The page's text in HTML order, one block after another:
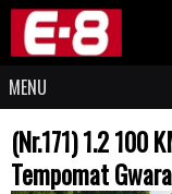
MENU
(Nr.171) 1.2 100
Tempomat